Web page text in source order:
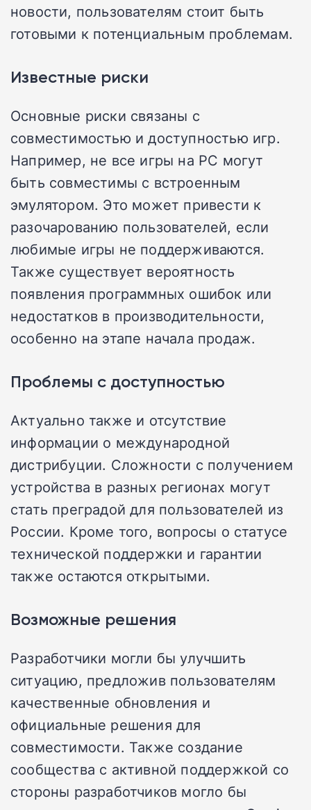
новости, пользователям стоит быть
готовыми к потенциальным проблемам.
Известные риски
Основные риски связаны с
совместимостью и доступностью игр.
Например, не все игры на PC могут
быть совместимы с встроенным
эмулятором. Это может привести к
разочарованию пользователей, если
любимые игры не поддерживаются.
Также существует вероятность
появления программных ошибок или
недостатков в производительности,
особенно на этапе начала продаж.
Проблемы с доступностью
Актуально также и отсутствие
информации о международной
дистрибуции. Сложности с получением
устройства в разных регионах могут
стать преградой для пользователей из
России. Кроме того, вопросы о статусе
технической поддержки и гарантии
также остаются открытыми.
Возможные решения
Разработчики могли бы улучшить
ситуацию, предложив пользователям
качественные обновления и
официальные решения для
совместимости. Также создание
сообщества с активной поддержкой со
стороны разработчиков могло бы